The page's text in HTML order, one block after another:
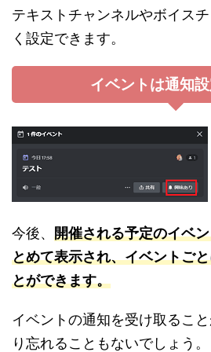
テキストチャンネルやボイス
く設定できます。
イベントは通知
今後、 開催される予定のイベ
とめて表示され、イベントご
とができます。
イベントの通知を受け取るこ
り忘れることもないでしょう。